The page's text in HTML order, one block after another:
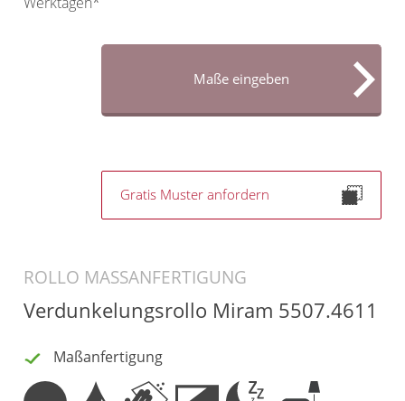
ROLLO MASSANFERTIGUNG
Verdunkelungsrollo Miram 5507.4611
Maßanfertigung
Maße eingeben
Gratis Muster anfordern